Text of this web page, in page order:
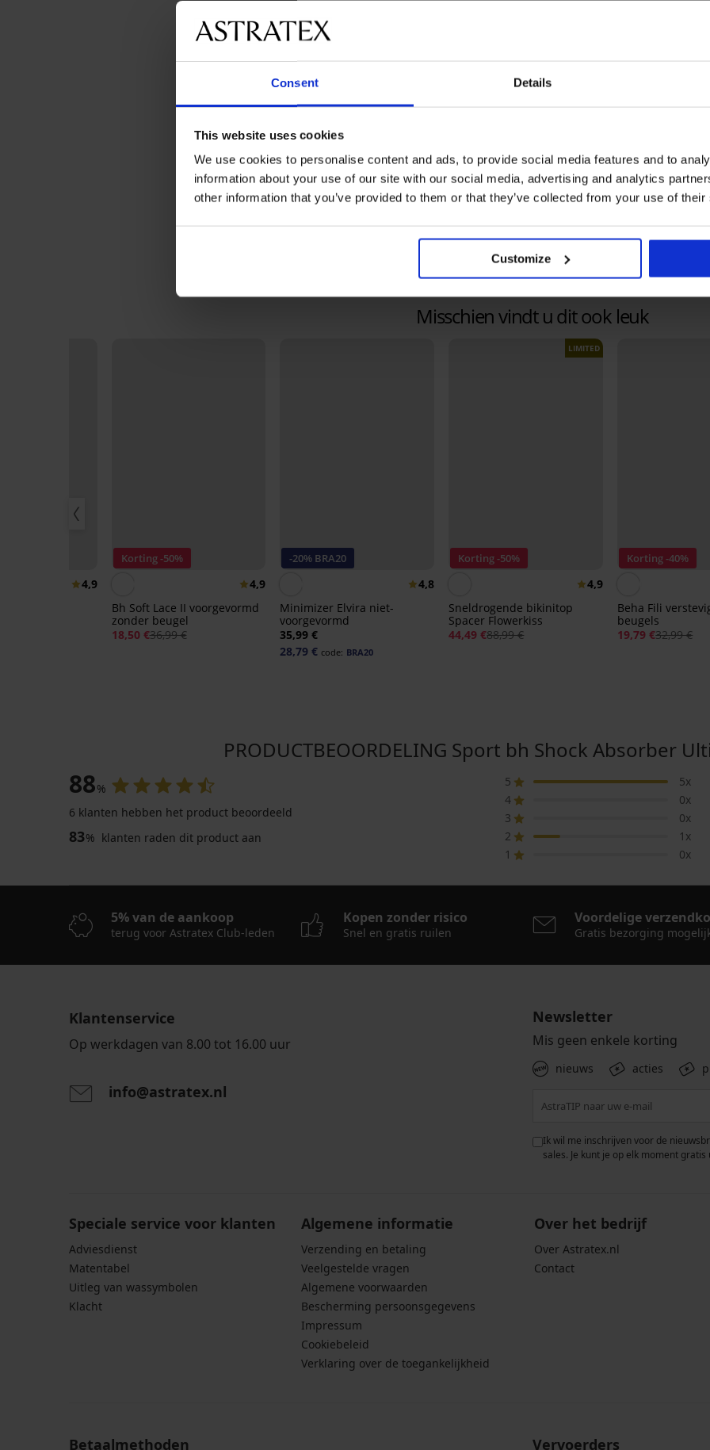
Consent Details
This website uses cookies
We use cookies to personalise content and ads, to provide social media features and to
information about your use of our site with our social media, advertising and analytics
other information that you’ve provided to them or that they’ve collected from your use of
Customize
HIGH SUPPORT – hoogste
Niet-voorgevormde cups
Zonder beugel
Dry Action System – vochtafvoer
Kwaliteits- en veiligheidscertificaat
Materiaal
Artikelcode
Merk
Fabrikant
Misschien vindt u dit ook leuk
4,9
Korting -50%
4,9
Bh Soft Lace II voorgevormd
zonder beugel
18,50 €36,99 €
-20% BRA20
4,8
Minimizer Elvira niet-
voorgevormd
35,99 €
28,79 € code: BRA20
Korting -50%
LIMITED
4,9
Sneldrogende bikinitop
Spacer Flowerkiss
44,49 €88,99 €
Korting -40%
Beha Fili
beugels
19,79 €32,99 €
PRODUCTBEOORDELING Sport bh Shock Absorber
88%
6 klanten hebben het product beoordeeld
83% klanten raden dit product aan
5
5x
4
0x
3
0x
2
1x
1
0x
5% van de aankoop
terug voor Astratex Club-leden
Kopen zonder risico
Snel en gratis ruilen
Voordelige
Gratis bezorging
Klantenservice
Op werkdagen van 8.00 tot 16.00 uur
info@astratex.nl
Newsletter
Mis geen enkele korting
nieuws acties
Ik wil me inschrijven voor de
sales. Je kunt je op elk moment gratis
Speciale service voor klanten
Adviesdienst
Matentabel
Uitleg van wassymbolen
Klacht
Algemene informatie
Verzending en betaling
Veelgestelde vragen
Algemene voorwaarden
Bescherming persoonsgegevens
Impressum
Cookiebeleid
Verklaring over de toegankelijkheid
Over het bedrijf
Over Astratex.nl
Contact
Betaalmethoden Vervoerders